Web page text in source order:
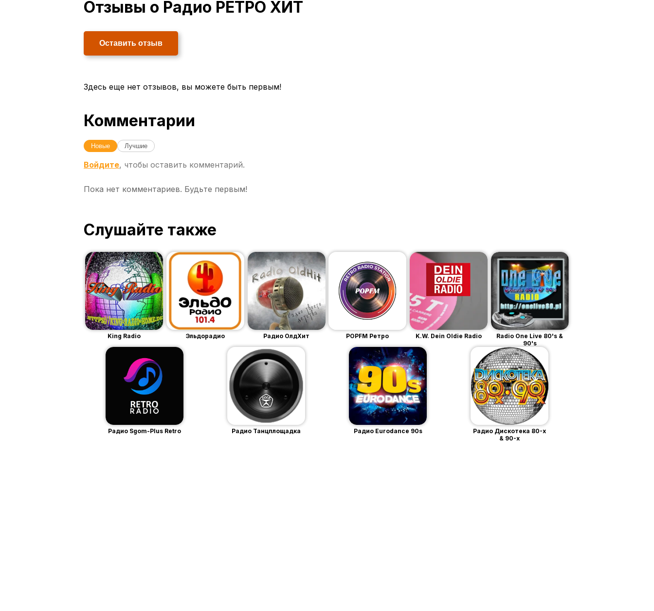
Отзывы о Радио РЕТРО ХИТ
Оставить отзыв
Здесь еще нет отзывов, вы можете быть первым!
Комментарии
Новые Лучшие
Войдите, чтобы оставить комментарий.
Пока нет комментариев. Будьте первым!
Слушайте также
King Radio Эльдорадио Радио ОлдХит POPFM Ретро K.W. Dein Oldie Radio
Radio One Live 80's &
90's
Радио Sgom-Plus Retro Радио Танцплощадка Радио Eurodance 90s
Радио Дискотека 80-х
& 90-х